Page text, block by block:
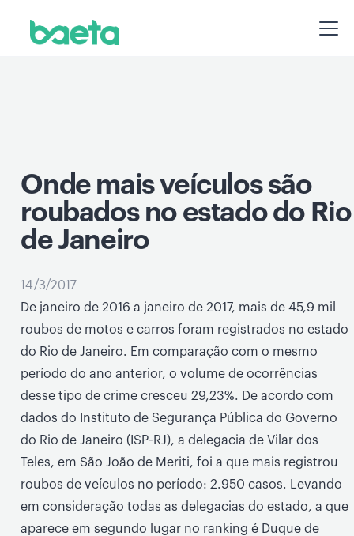
Onde mais veículos são
roubados no estado do Rio
de Janeiro
14/3/2017
De janeiro de 2016 a janeiro de 2017, mais de 45,9 mil
roubos de motos e carros foram registrados no estado
do Rio de Janeiro. Em comparação com o mesmo
período do ano anterior, o volume de ocorrências
desse tipo de crime cresceu 29,23%. De acordo com
dados do Instituto de Segurança Pública do Governo
do Rio de Janeiro (ISP-RJ), a delegacia de Vilar dos
Teles, em São João de Meriti, foi a que mais registrou
roubos de veículos no período: 2.950 casos. Levando
em consideração todas as delegacias do estado, a que
aparece em segundo lugar no ranking é Duque de